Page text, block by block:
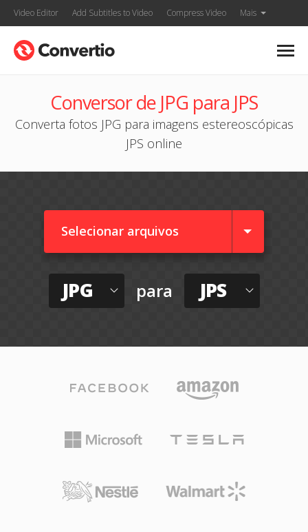
Video Editor Add Subtitles to Video Compress Video Mais
Conversor de JPG para JPS
Converta fotos JPG para imagens estereoscópicas
JPS online
Selecionar arquivos
JPG para JPS